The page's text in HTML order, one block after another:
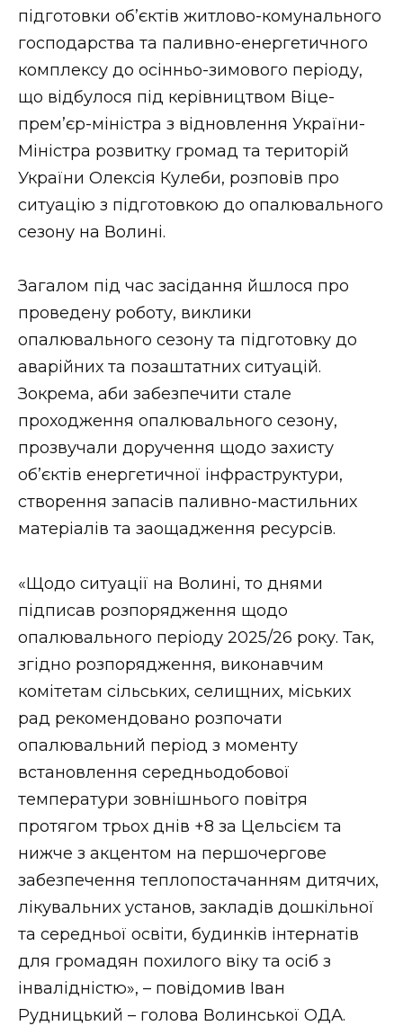
НОВИНИ ЗАХІДНОЇ УКРАЇНИ
ФОТО
підготовки об’єктів житлово-комунального
господарства та паливно-енергетичного
комплексу до осінньо-зимового періоду,
що відбулося під керівництвом Віце-
прем’єр-міністра з відновлення України-
Міністра розвитку громад та територій
України Олексія Кулеби, розповів про
ситуацію з підготовкою до опалювального
сезону на Волині.
Загалом під час засідання йшлося про
проведену роботу, виклики
опалювального сезону та підготовку до
аварійних та позаштатних ситуацій.
Зокрема, аби забезпечити стале
проходження опалювального сезону,
прозвучали доручення щодо захисту
об’єктів енергетичної інфраструктури,
створення запасів паливно-мастильних
матеріалів та заощадження ресурсів.
«Щодо ситуації на Волині, то днями
підписав розпорядження щодо
опалювального періоду 2025/26 року. Так,
згідно розпорядження, виконавчим
комітетам сільських, селищних, міських
рад рекомендовано розпочати
опалювальний період з моменту
встановлення середньодобової
температури зовнішнього повітря
протягом трьох днів +8 за Цельсієм та
нижче з акцентом на першочергове
забезпечення теплопостачанням дитячих,
лікувальних установ, закладів дошкільної
та середньої освіти, будинків інтернатів
для громадян похилого віку та осіб з
інвалідністю», – повідомив Іван
Рудницький – голова Волинської ОДА.